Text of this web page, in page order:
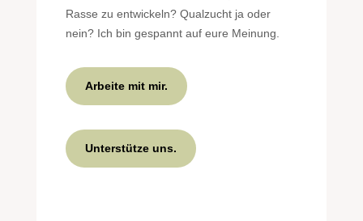
Rasse zu entwickeln? Qualzucht ja oder
nein? Ich bin gespannt auf eure Meinung.
Arbeite mit mir.
Unterstütze uns.